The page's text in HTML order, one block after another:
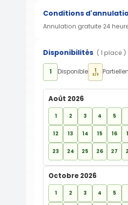
Conditions
Annulation gratuite 24
Disponibilités ( 1 place )
1 Disponible 1
2/3
Août 2026
1 2 3 4 5
12 13 14 15 16
23 24 25 26 27
Octobre 2026
1 2 3 4 5